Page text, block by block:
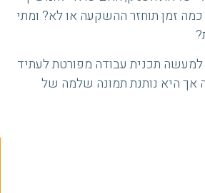
זמן תוחזר ההשקעה או לא? ומתי
למעשה תכנית עבודה מפורטת לעתיד
אך היא נותנת תמונה שלמה של